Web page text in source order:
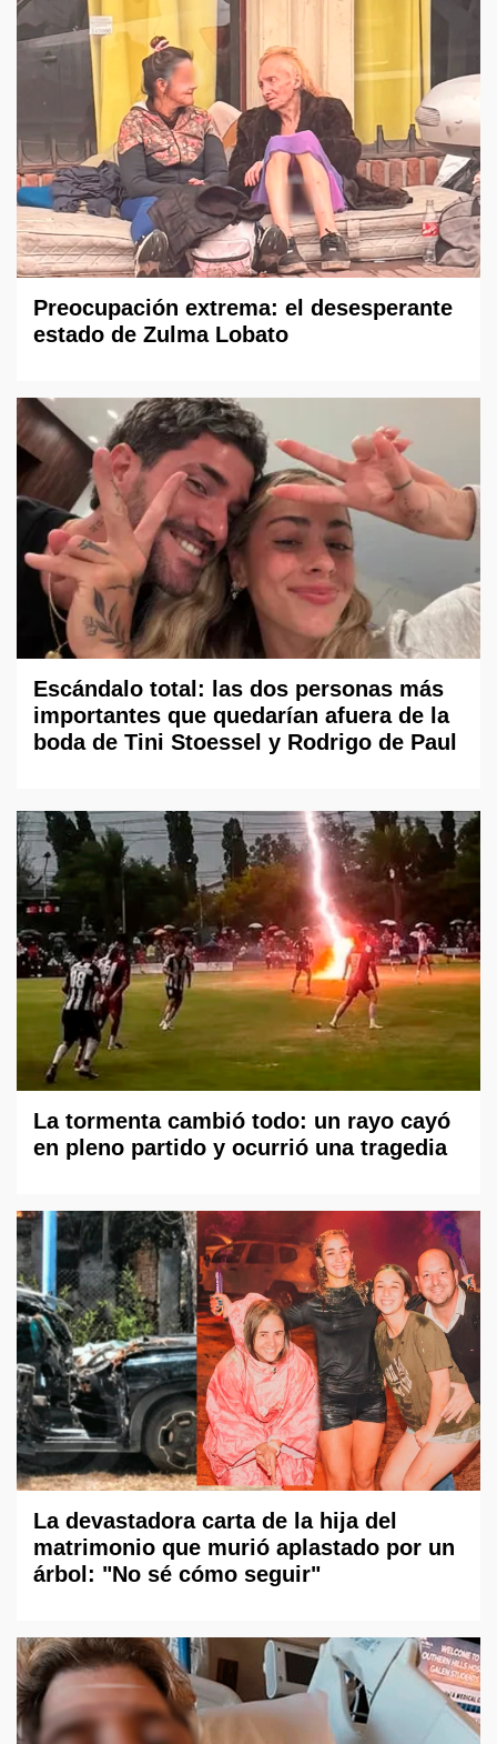
Preocupación extrema: el desesperante
estado de Zulma Lobato
Escándalo total: las dos personas más
importantes que quedarían afuera de la
boda de Tini Stoessel y Rodrigo de Paul
La tormenta cambió todo: un rayo cayó
en pleno partido y ocurrió una tragedia
La devastadora carta de la hija del
matrimonio que murió aplastado por un
árbol: "No sé cómo seguir"